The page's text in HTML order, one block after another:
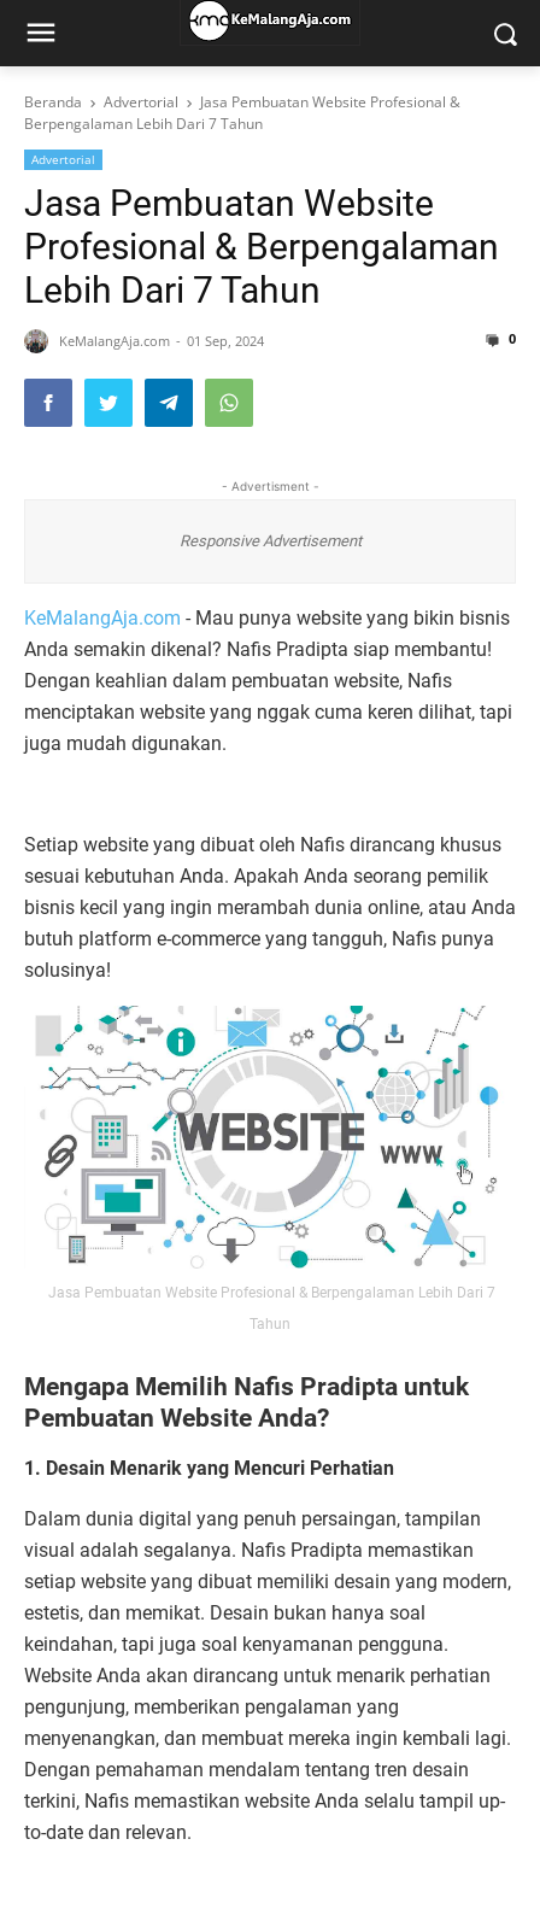
Beranda Advertorial
Jasa Pembuatan Website Profesional &
Berpengalaman Lebih Dari 7 Tahun
Advertorial
Jasa Pembuatan Website
Profesional & Berpengalaman
Lebih Dari 7 Tahun
KeMalangAja.com 01 Sep, 2024 0
- Advertisment -
Responsive Advertisement
KeMalangAja.com - Mau punya website yang bikin bisnis
Anda semakin dikenal? Nafis Pradipta siap membantu!
Dengan keahlian dalam pembuatan website, Nafis
menciptakan website yang nggak cuma keren dilihat, tapi
juga mudah digunakan.
Setiap website yang dibuat oleh Nafis dirancang khusus
sesuai kebutuhan Anda. Apakah Anda seorang pemilik
bisnis kecil yang ingin merambah dunia online, atau Anda
butuh platform e-commerce yang tangguh, Nafis punya
solusinya!
Jasa Pembuatan Website Profesional & Berpengalaman Lebih Dari 7
Tahun
Mengapa Memilih Nafis Pradipta untuk
Pembuatan Website Anda?
1. Desain Menarik yang Mencuri Perhatian
Dalam dunia digital yang penuh persaingan, tampilan
visual adalah segalanya. Nafis Pradipta memastikan
setiap website yang dibuat memiliki desain yang modern,
estetis, dan memikat. Desain bukan hanya soal
keindahan, tapi juga soal kenyamanan pengguna.
Website Anda akan dirancang untuk menarik perhatian
pengunjung, memberikan pengalaman yang
menyenangkan, dan membuat mereka ingin kembali lagi.
Dengan pemahaman mendalam tentang tren desain
terkini, Nafis memastikan website Anda selalu tampil up-
to-date dan relevan.